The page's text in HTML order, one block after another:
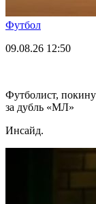
Футбол
09.08.26 12:50
Футболист,
за дубль «МЛ»
Инсайд.